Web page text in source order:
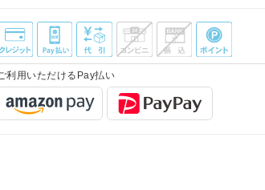
利用いただけるPay払い